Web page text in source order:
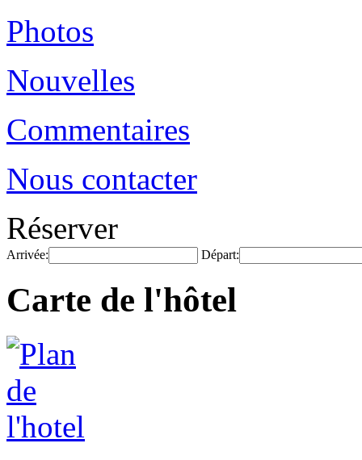
Photos
Nouvelles
Commentaires
Nous contacter
Réserver
Arrivée: Départ:
Carte de l'hôtel